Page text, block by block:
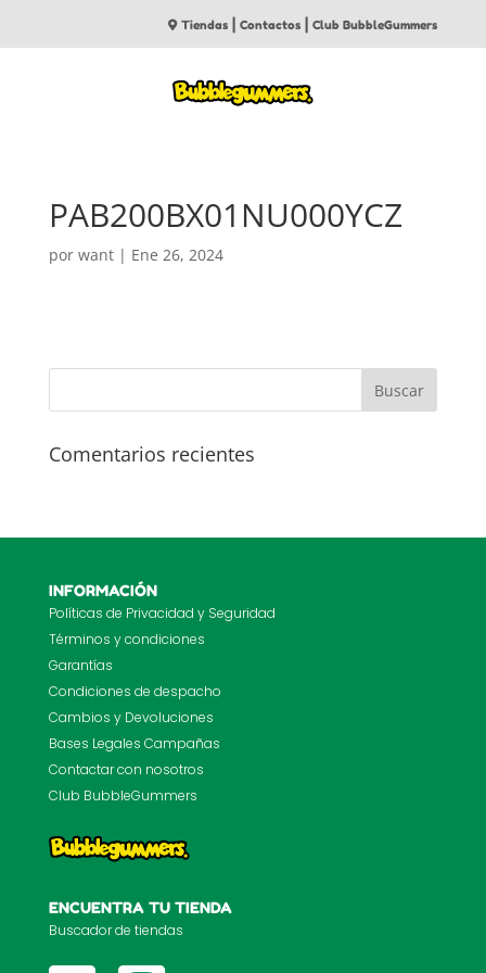
Tiendas |Contactos |Club BubbleGummers
PAB200BX01NU000YCZ
por want| Ene 26, 2024
Comentarios recientes
INFORMACIÓN
Políticas de Privacidad y Seguridad
Términos y condiciones
Garantías
Condiciones de despacho
Cambios y Devoluciones
Bases Legales Campañas
Contactar con nosotros
Club BubbleGummers
ENCUENTRA TU TIENDA
Buscador de tiendas